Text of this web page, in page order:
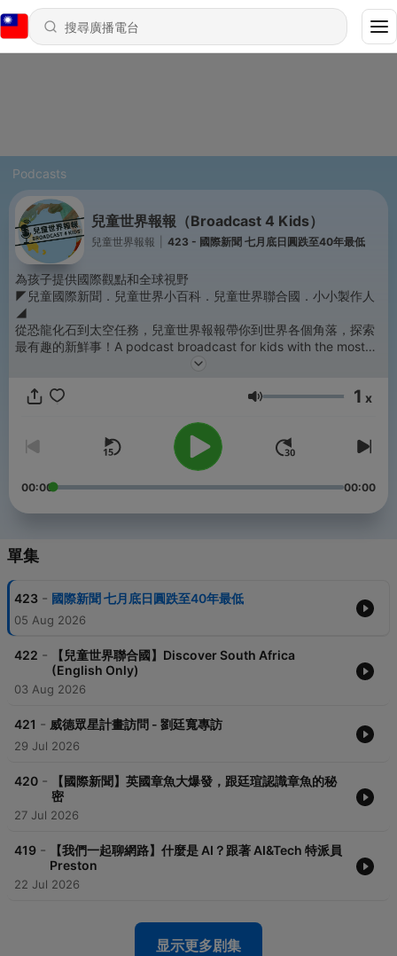
Podcasts
兒童世界報報（Broadcast 4 Kids）
兒童世界報報 423 - 國際新聞 七月底日圓跌至40年最低
為孩子提供國際觀點和全球視野
◤兒童國際新聞．兒童世界小百科．兒童世界聯合國．小小製作人
◢
從恐龍化石到太空任務，兒童世界報報帶你到世界各個角落，探索
最有趣的新鮮事！A podcast broadcast for kids with the most
——
✔️ 合作請洽：broadcast4kids@gmail.com
✔️ 官方網站：https://broadcast4kids.com/
音量 1 x
00:00 00:00
單集
423 - 國際新聞 七月底日圓跌至40年最低
05 Aug 2026
422 -
【兒童世界聯合國】Discover South Africa
(English Only)
03 Aug 2026
421 - 威德眾星計畫訪問 - 劉廷寬專訪
29 Jul 2026
420 -
【國際新聞】英國章魚大爆發，跟廷瑄認識章魚的秘
密
27 Jul 2026
419 -
【我們一起聊網路】什麼是 AI？跟著 AI&Tech 特派員
Preston
22 Jul 2026
显示更多剧集